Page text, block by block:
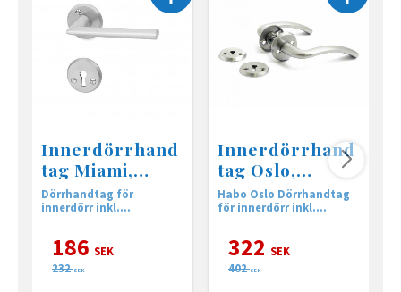
Innerdörrhand
tag Miami,
borstad
aluminium
Dörrhandtag för
innerdörr inkl.
186 SEK
232 SEK
Innerdörrhand
tag Oslo,
borstad krom
Habo Oslo Dörrhandtag
för innerdörr inkl.
322 SEK
402 SEK